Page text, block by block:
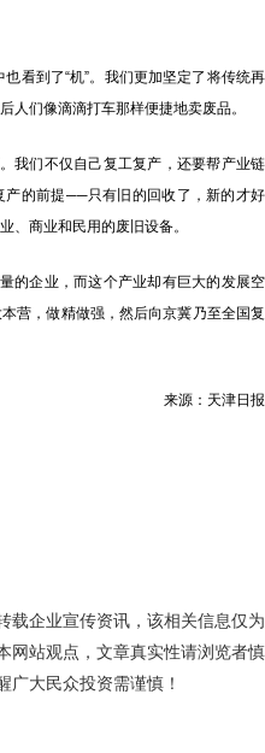
看到了“机”。我们更加坚定了将传统再
人们像滴滴打车那样便捷地卖废品。
们不仅自己复工复产，还要帮产业链
产的前提──只有旧的回收了，新的才好
、商业和民用的废旧设备。
企业，而这个产业却有巨大的发展空
营，做精做强，然后向京冀乃至全国复
来源：天津日报
载企业宣传资讯，该相关信息仅为
网站观点，文章真实性请浏览者慎
广大民众投资需谨慎！